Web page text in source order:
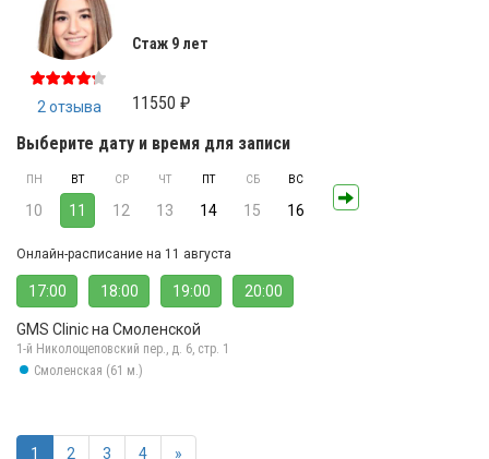
2 отзыва
Стаж 9 лет
11550 ₽
Выберите дату и время для записи
ПН
10
ВТ
11
СР
12
ЧТ
13
ПТ
14
СБ
15
ВС
16
Онлайн-расписание на 11 августа
17:00 18:00 19:00 20:00
GMS Clinic на Смоленской
1-й Николощеповский пер., д. 6, стр. 1
Смоленская (61 м.)
1 2 3 4 »